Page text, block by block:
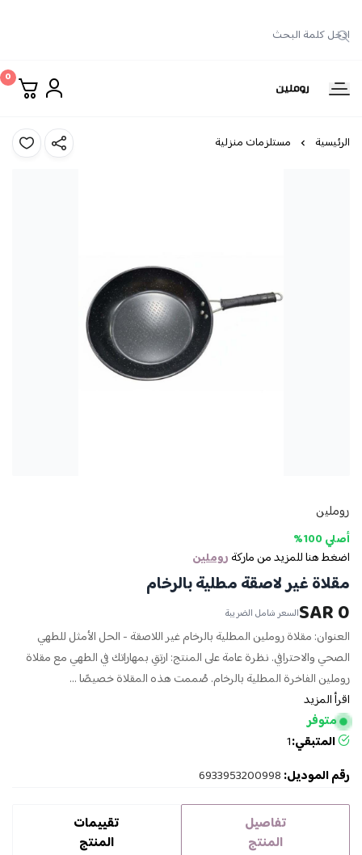
روملين
0
الرئيسية مستلزمات منزلية
روملين
أصلي 100%
اضغط هنا للمزيد من ماركةروملين
مقلاة غير لاصقة مطلية بالرخام
0 SAR السعر شامل الضريبة
العنوان: مقلاة روملين المطلية بالرخام غير اللاصقة - الحل الأمثل للطهي
الصحي والاحترافي. نظرة عامة على المنتج: ارتقِ بمهاراتك في الطهي مع مقلاة
روملين الفاخرة المطلية بالرخام. صُممت هذه المقلاة خصيصًا ...
اقرأ المزيد
متوفر
المتبقي:1
رقم الموديل: 6933953200998
تفاصيل
المنتج
تقييمات
المنتج